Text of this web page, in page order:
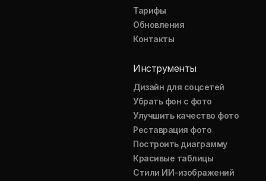
Тарифы
Обновления
Контакты
Инструменты
Дизайн для соцсетей
Убрать фон с фото
Улучшить качество фото
Реставрация фото
Построить диаграмму
Красивые таблицы
Стили ИИ-изображений